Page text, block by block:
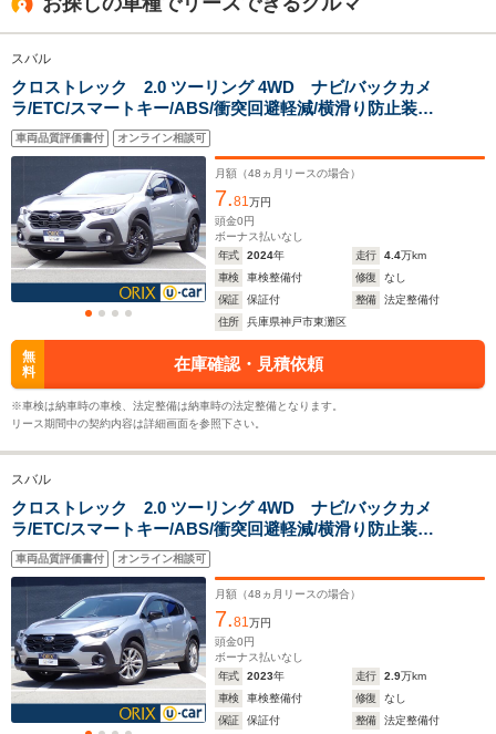
サイズ
WLTCモード
燃費
駆動方式
1.55m～1.57m
全幅
1.82m
4.74m～4.77m
ホイールベース
-m
13.6～19.0km/L
└市街地:10.0～
└郊外:14.5～
20.6km/L
└高速道路:15.3～
19.7km/L
4WD
1.55m～1.58m
全幅
1.8m
全長
13.3～15.0km/L
└市街地:9.6～
└郊外:13.9～
15.5km/L
4WD
13.6～
スバル
クロストレック 2.0 ツーリング 4WD ナビ/バックカメ
ラ/ETC/スマートキー/ABS/衝突回避軽減/横滑り防止装
置/PS/PW
車両品質評価書付 オンライン相談可
月額（48 ヵ月リースの場合）
7.81 万円
頭金0円
ボーナス払いなし
年式
2024年 走行 4.4万km
車検
車検整備付 修復
なし
保証
保証付 整備
法定整備付
住所
兵庫県神戸市東灘区
無
料
在庫確認・見積依頼
※車検は納車時の車検、法定整備は納車時の法定整備となります。
リース期間中の契約内容は詳細画面を参照下さい。
スバル
クロストレック 2.0 ツーリング 4WD ナビ/バックカメ
ラ/ETC/スマートキー/ABS/衝突回避軽減/横滑り防止装
置/PS/PW
車両品質評価書付 オンライン相談可
月額（48 ヵ月リースの場合）
7.81 万円
頭金0円
ボーナス払いなし
年式
2023年 走行 2.9万km
車検
車検整備付 修復
なし
保証
保証付 整備
法定整備付